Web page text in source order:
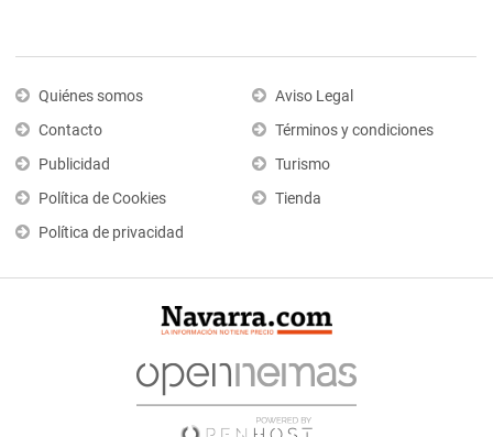
Quiénes somos
Contacto
Publicidad
Política de Cookies
Política de privacidad
Aviso Legal
Términos y condiciones
Turismo
Tienda